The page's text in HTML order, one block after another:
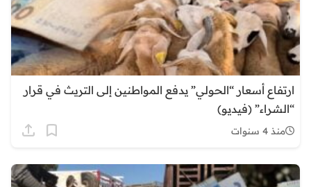
ارتفاع أسعار “الحولي” يدفع المواطنين إلى التريث في قرار
“الشراء” (فيديو)
منذ 4 سنوات